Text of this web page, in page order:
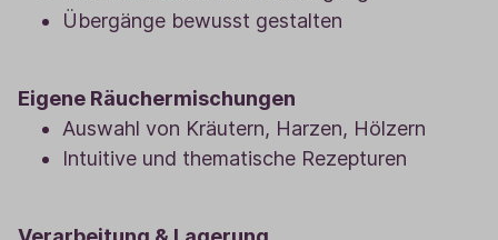
Übergänge bewusst gestalten
Eigene Räuchermischungen
Auswahl von Kräutern, Harzen, Hölzern
Intuitive und thematische Rezepturen